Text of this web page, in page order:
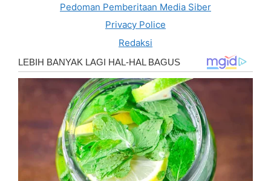
Pedoman Pemberitaan Media Siber
Privacy Police
Redaksi